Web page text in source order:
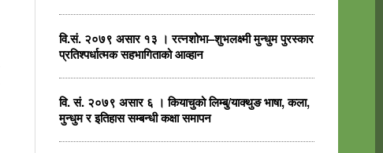
वि.सं. २०७९ असार १३ । रत्नशोभा–शुभलक्ष्मी मुन्धुम पुरस्कार
प्रतिश्पर्धात्मक सहभागिताको आव्हान
वि. सं. २०७९ असार ६ । कियाचुको लिम्बु/याक्थुङ भाषा, कला,
मुन्धुम र इतिहास सम्बन्धी कक्षा समापन